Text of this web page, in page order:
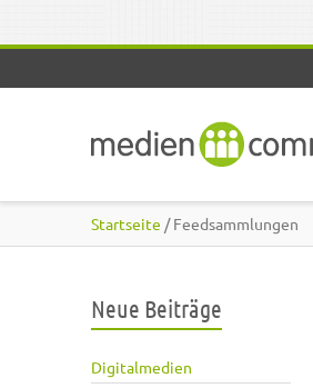
Startseite / Feedsammlungen
Neue Beiträge
Digitalmedien